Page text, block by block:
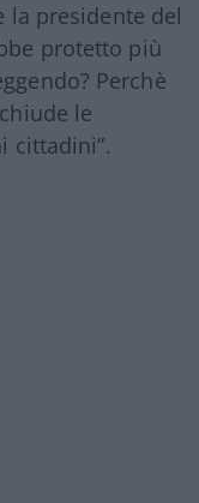
la presidente del
protetto più
Perchè
le
cittadini”.